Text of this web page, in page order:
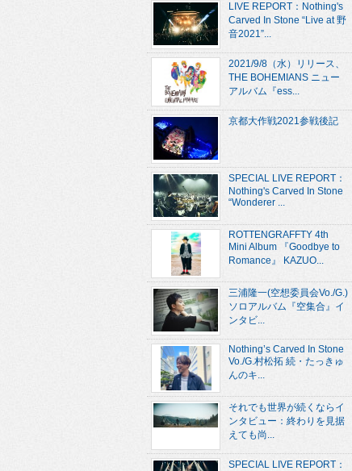
LIVE REPORT：Nothing's
Carved In Stone “Live at 野
音2021”...
2021/9/8（水）リリース、
THE BOHEMIANS ニュー
アルバム『ess...
京都大作戦2021参戦後記
SPECIAL LIVE REPORT：
Nothing's Carved In Stone
“Wonderer ...
ROTTENGRAFFTY 4th
Mini Album 『Goodbye to
Romance』 KAZUO...
三浦隆一(空想委員会Vo./G.)
ソロアルバム『空集合』イ
ンタビ...
Nothing’s Carved In Stone
Vo./G.村松拓 続・たっきゅ
んのキ...
それでも世界が続くならイ
ンタビュー：終わりを見据
えても尚...
SPECIAL LIVE REPORT：